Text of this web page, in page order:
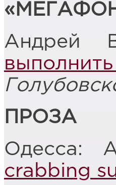
Андрей
ПРОЗА
Одесса:
crabbing